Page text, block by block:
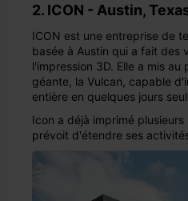
2. ICON - Austin,
ICON est une entreprise de
basée à Austin qui a fait des
l'impression 3D. Elle a mis
géante, la Vulcan, capable
entière en quelques jours
Icon a déjà imprimé
prévoit d'étendre ses